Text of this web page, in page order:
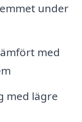
under
med
med lägre